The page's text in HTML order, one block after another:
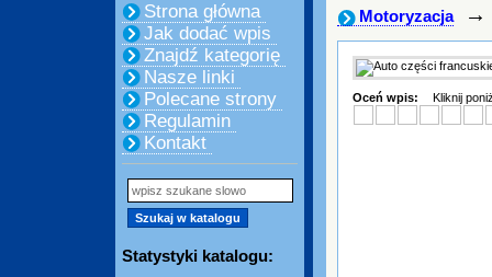
Strona główna
Jak dodać wpis
Znajdź kategorię
Nasze linki
Polecane strony
Regulamin
Kontakt
Statystyki katalogu:
Motoryzacja →
Oceń wpis: Kliknij